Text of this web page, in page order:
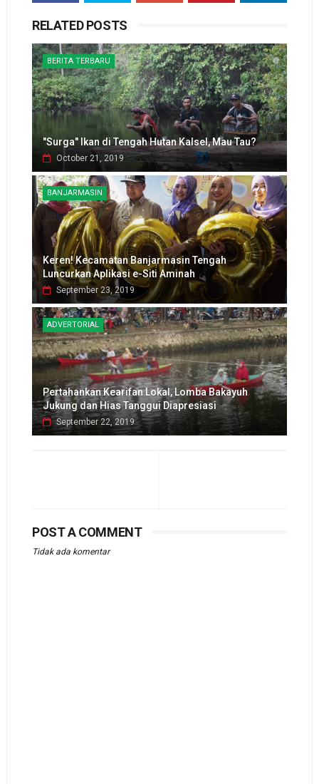
RELATED POSTS
BERITA TERBARU
"Surga" Ikan di Tengah Hutan Kalsel, Mau Tau?
October 21, 2019
BANJARMASIN
Keren! Kecamatan Banjarmasin Tengah
Luncurkan Aplikasi e-Siti Aminah
September 23, 2019
ADVERTORIAL
Pertahankan Kearifan Lokal, Lomba Bakayuh
Jukung dan Hias Tanggui Diapresiasi
September 22, 2019
POST A COMMENT
Tidak ada komentar